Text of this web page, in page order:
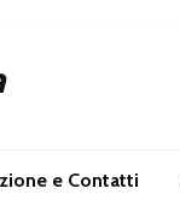
e Contatti